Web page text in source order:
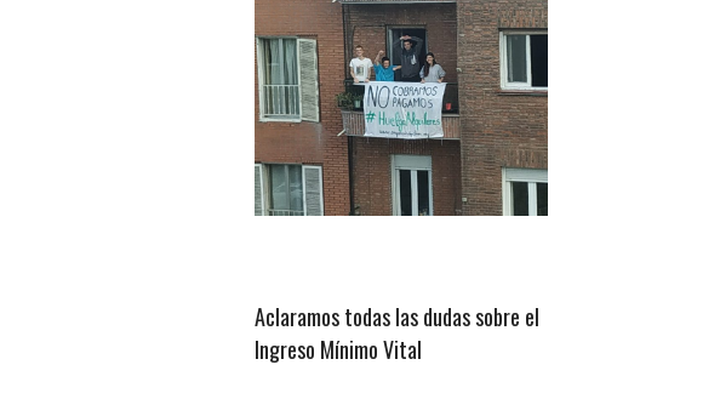
Aclaramos todas las dudas sobre el
Ingreso Mínimo Vital